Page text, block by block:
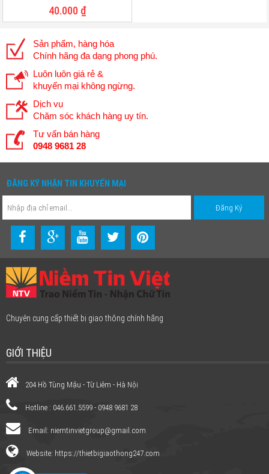
40.000₫
Sản phẩm, hàng hóa
Chính hãng đa dạng phong phú.
Luôn luôn giá rẻ &
khuyến mại không ngừng.
Dịch vụ
Chăm sóc khách hàng uy tín.
Tư vấn bán hàng
0948 9681 28
ĐĂNG KÝ NHẬN TIN KHUYẾN MẠI
Chuyên cung cấp thiết bị giao thông chính hãng
GIỚI THIỆU
204 Hồ Tùng Mậu - Từ Liêm - Hà Nội
Hotline : 046.661.5599 - 0948 9681 28
Email: niemtinvietgroup@gmail.com
Website: https://thietbigiaothong247.com